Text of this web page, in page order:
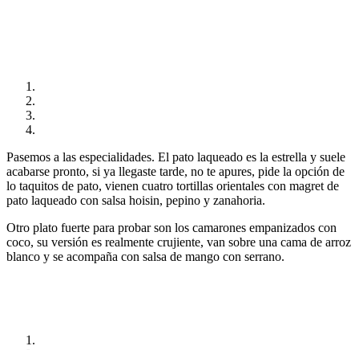
Pasemos a las especialidades. El pato laqueado es la estrella y suele
acabarse pronto, si ya llegaste tarde, no te apures, pide la opción de
lo taquitos de pato, vienen cuatro tortillas orientales con magret de
pato laqueado con salsa hoisin, pepino y zanahoria.
Otro plato fuerte para probar son los camarones empanizados con
coco, su versión es realmente crujiente, van sobre una cama de arroz
blanco y se acompaña con salsa de mango con serrano.